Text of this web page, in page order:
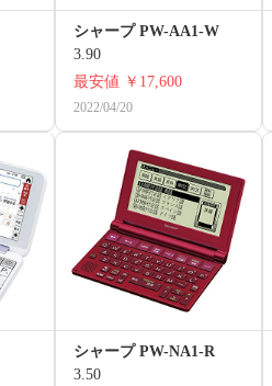
シャープ PW-AA1-W
3.90
最安値 ￥17,600
2022/04/20
シャープ PW-NA1-R
3.50